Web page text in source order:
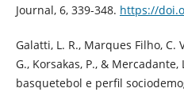
Journal, 6, 339-348. https://
Galatti, L. R., Marques Filho, C.
G., Korsakas, P., &
basquetebol e perfil